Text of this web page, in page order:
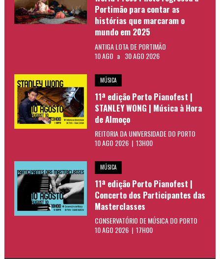
Portimão para contar as
histórias que marcaram o
mundo em 2025
ANTIGA LOTA DE PORTIMÃO
10 AGO a 30 AGO 2026
MÚSICA
11ª edição Porto Pianofest |
STANLEY WONG | Música à Hora
de Almoço
REITORIA DA UNIVERSIDADE DO PORTO
10 AGO 2026 | 13H00
MÚSICA
11ª edição Porto Pianofest |
Concerto dos Participantes das
Masterclasses
CONSERVATÓRIO DE MÚSICA DO PORTO
10 AGO 2026 | 17H00